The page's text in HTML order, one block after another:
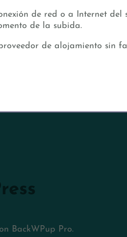
de red o a Internet del
de la subida.
de alojamiento sin
BackWPup Pro.